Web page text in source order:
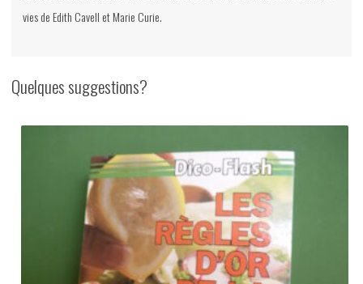
1960
vies de Edith Cavell et Marie Curie.
Quelques suggestions?